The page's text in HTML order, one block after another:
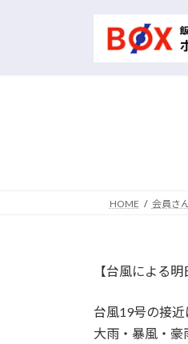
HOME 会員さ
【台風による
台風19号の接近
大雨・暴風・豪